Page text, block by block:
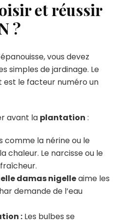
et réussir
?
vous devez
simples de jardinage. Le
est le facteur numéro un
avant la plantation :
comme la nérine ou le
chaleur. Le narcisse ou le
damas nigelleaime les
demande de l’eau
: Les bulbes se